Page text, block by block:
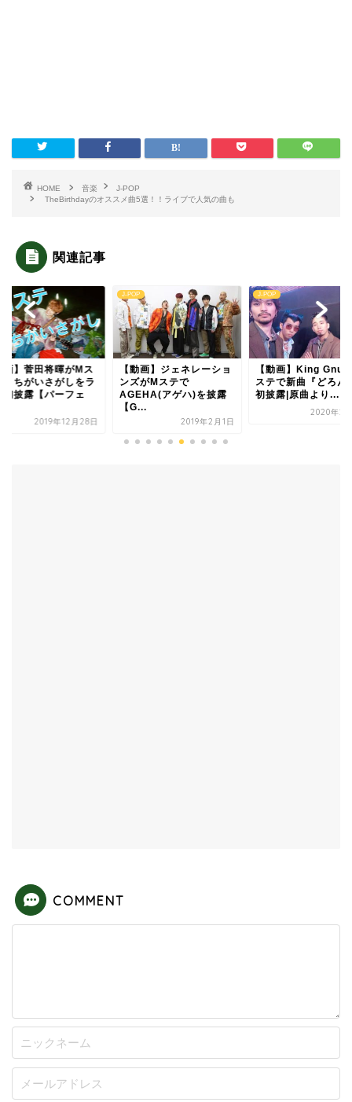
HOME 音楽
J-POP
TheBirthdayのオススメ曲5選！！ライブで人気の曲も
関連記事
画】菅田将暉がMス
まちがいさがしをラ
初披露【パーフェ
2019年12月28日
J-POP
【動画】ジェネレーショ
ンズがMステで
AGEHA(アゲハ)を披露
【G...
2019年2月1日
J-POP
【動画】King Gnu
ステで新曲『どろん
初披露|原曲より...
2020年2
COMMENT